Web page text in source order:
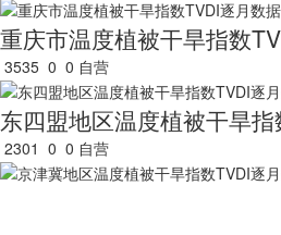
重庆市温度植被干旱指数
3535 0 0 自营
东四盟地区温度植被干旱
2301 0 0 自营